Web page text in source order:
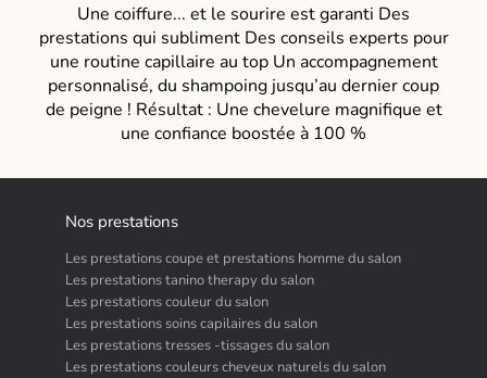
Une coiffure... et le sourire est garanti Des
prestations qui subliment Des conseils experts pour
une routine capillaire au top Un accompagnement
personnalisé, du shampoing jusqu’au dernier coup
de peigne ! Résultat : Une chevelure magnifique et
une confiance boostée à 100 %
Nos prestations
Les prestations coupe et prestations homme du salon
Les prestations tanino therapy du salon
Les prestations couleur du salon
Les prestations soins capilaires du salon
Les prestations tresses -tissages du salon
Les prestations couleurs cheveux naturels du salon